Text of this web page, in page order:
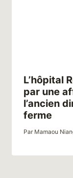
L’hôpital
par une
l’ancien
ferme
Par Mamaou